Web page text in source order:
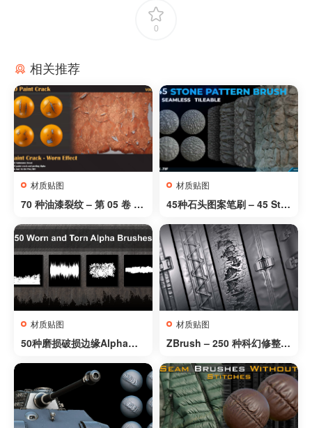
0
相关推荐
材质贴图
70 种油漆裂纹 – 第 05 卷 –
材质贴图
45种石头图案笔刷 – 45 Sto
材质贴图
50种磨损破损边缘Alpha笔
Worn And Torn Edges
材质贴图
ZBrush – 250 种科幻修整笔
F Trim Brushes Vol.1